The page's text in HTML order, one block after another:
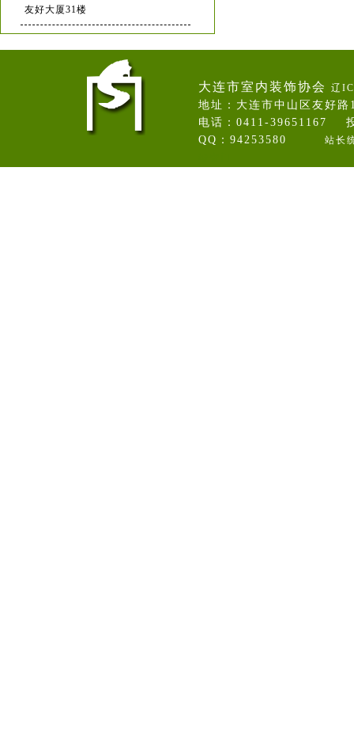
友好大厦31楼
大连市室内装饰协会 辽
地址：大连市中山区友好
电话：0411-39651167
QQ：94253580 站长